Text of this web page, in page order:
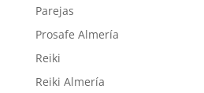
Parejas
Prosafe Almería
Reiki
Reiki Almería